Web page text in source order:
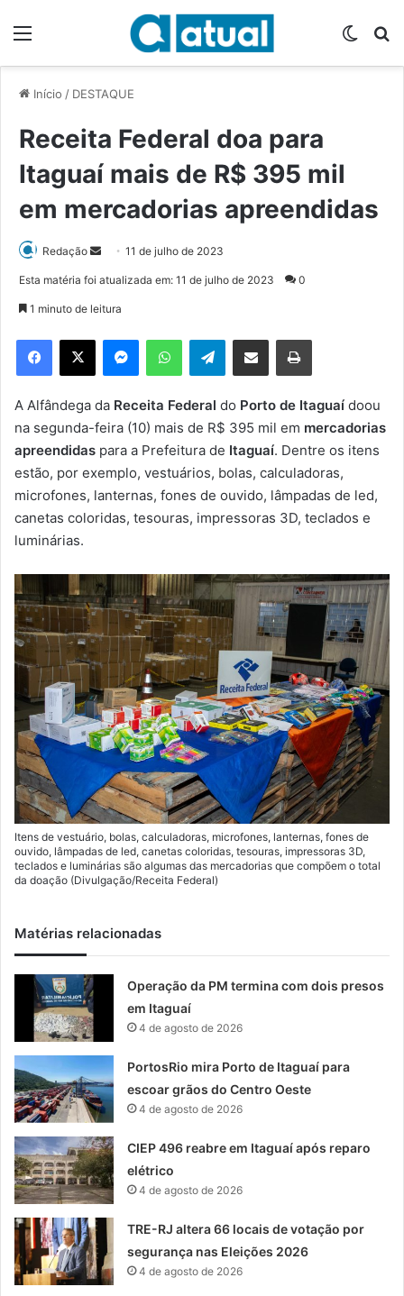
Início / DESTAQUE
Receita Federal doa para
Itaguaí mais de R$ 395 mil
em mercadorias apreendidas
Redação
d
e
m
e
-
m
a
l
11 de julho de 2023
Esta matéria foi atualizada em: 11 de julho de 2023 0
1 minuto de leitura
Telegram
A Alfândega da Receita Federal do Porto de Itaguaí doou
na segunda-feira (10) mais de R$ 395 mil em mercadorias
apreendidas para a Prefeitura de Itaguaí. Dentre os itens
estão, por exemplo, vestuários, bolas, calculadoras,
microfones, lanternas, fones de ouvido, lâmpadas de led,
canetas coloridas, tesouras, impressoras 3D, teclados e
luminárias.
Itens de vestuário, bolas, calculadoras, microfones, lanternas, fones de
ouvido, lâmpadas de led, canetas coloridas, tesouras, impressoras 3D,
teclados e luminárias são algumas das mercadorias que compõem o total
da doação (Divulgação/Receita Federal)
Matérias relacionadas
Operação da PM termina com dois presos
em Itaguaí
4 de agosto de 2026
PortosRio mira Porto de Itaguaí para
escoar grãos do Centro Oeste
4 de agosto de 2026
CIEP 496 reabre em Itaguaí após reparo
elétrico
4 de agosto de 2026
TRE-RJ altera 66 locais de votação por
segurança nas Eleições 2026
4 de agosto de 2026